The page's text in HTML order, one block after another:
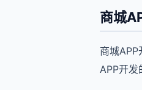
商城
商城
APP开发